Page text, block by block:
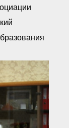
советах
РФ по